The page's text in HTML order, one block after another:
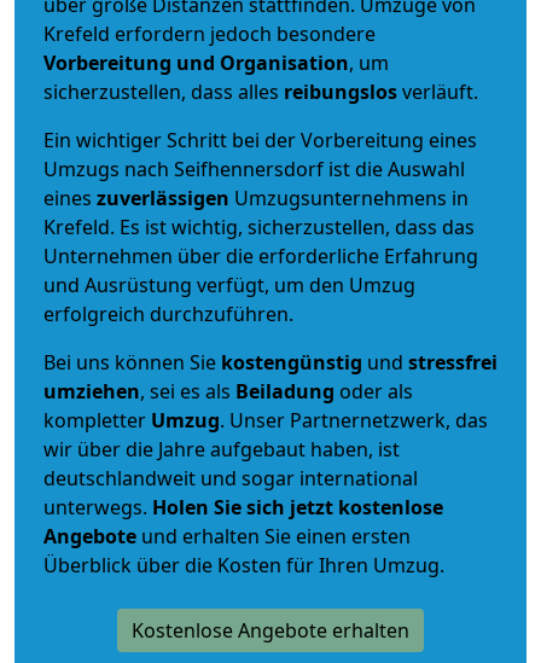
Krefeld erfordern jedoch besondere
Vorbereitung und Organisation, um
sicherzustellen, dass alles reibungslosverläuft.
Ein wichtiger Schritt bei der Vorbereitung eines
Umzugs nach Seifhennersdorf ist die Auswahl
eines zuverlässigen Umzugsunternehmens in
Krefeld. Es ist wichtig, sicherzustellen, dass das
Unternehmen über die erforderliche Erfahrung
und Ausrüstung verfügt, um den Umzug
erfolgreich durchzuführen.
Bei uns können Sie kostengünstig und stressfrei
umziehen, sei es als Beiladung oder als
kompletter Umzug. Unser Partnernetzwerk, das
wir über die Jahre aufgebaut haben, ist
deutschlandweit und sogar international
unterwegs. Holen Sie sich jetzt kostenlose
Angebote und erhalten Sie einen ersten
Überblick über die Kosten für Ihren Umzug.
Kostenlose Angebote erhalten